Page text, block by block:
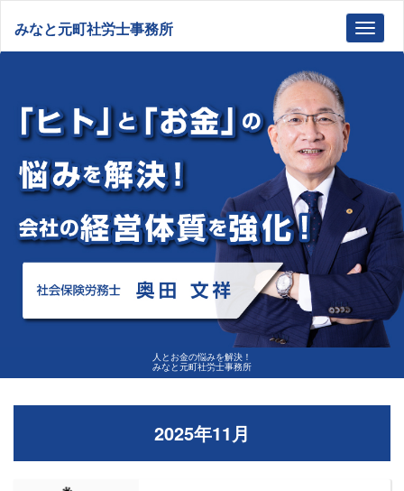
人とお金の悩みを解決！
みなと元町社労士事務所
みなと元町社労士事務所
2025年11月